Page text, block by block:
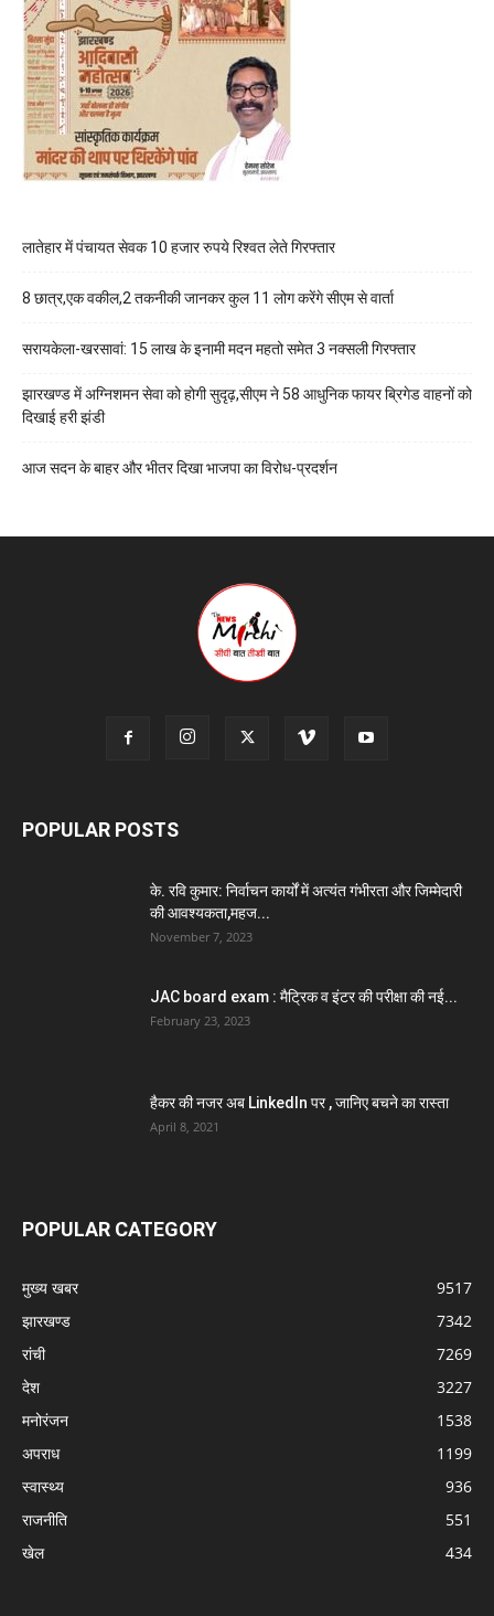
लातेहार में पंचायत सेवक 10 हजार रुपये रिश्वत लेते गिरफ्तार
8 छात्र,एक वकील,2 तकनीकी जानकर कुल 11 लोग करेंगे सीएम से वार्ता
सरायकेला-खरसावां: 15 लाख के इनामी मदन महतो समेत 3 नक्सली गिरफ्तार
झारखण्ड में अग्निशमन सेवा को होगी सुदृढ़,सीएम ने 58 आधुनिक फायर ब्रिगेड वाहनों को
दिखाई हरी झंडी
आज सदन के बाहर और भीतर दिखा भाजपा का विरोध-प्रदर्शन
POPULAR POSTS
के. रवि कुमार: निर्वाचन कार्यों में अत्यंत गंभीरता और जिम्मेदारी
की आवश्यकता,महज...
November 7, 2023
JAC board exam : मैट्रिक व इंटर की परीक्षा की नई...
February 23, 2023
हैकर की नजर अब LinkedIn पर , जानिए बचने का रास्ता
April 8, 2021
POPULAR CATEGORY
मुख्य खबर
9517
झारखण्ड
7342
रांची
7269
देश
3227
मनोरंजन
1538
अपराध
1199
स्वास्थ्य
936
राजनीति
551
खेल
434